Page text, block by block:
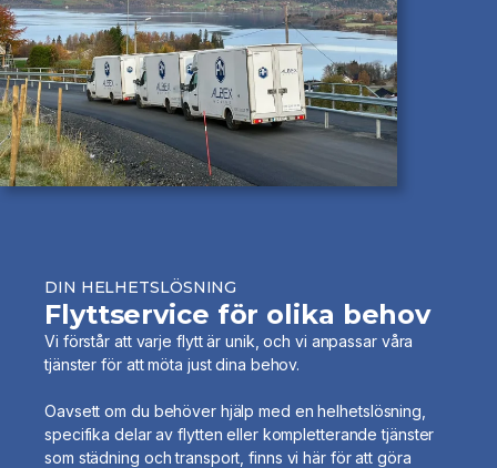
DIN HELHETSLÖSNING
Flyttservice för olika behov
Vi förstår att varje flytt är unik, och vi anpassar våra
tjänster för att möta just dina behov.
Oavsett om du behöver hjälp med en helhetslösning,
specifika delar av flytten eller kompletterande tjänster
som städning och transport, finns vi här för att göra